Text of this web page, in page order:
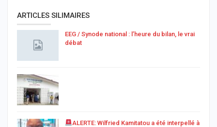
ARTICLES SILIMAIRES
EEG / Synode national : l’heure du bilan, le vrai
débat
ALERTE: Wilfried Kamitatou a été interpellé à